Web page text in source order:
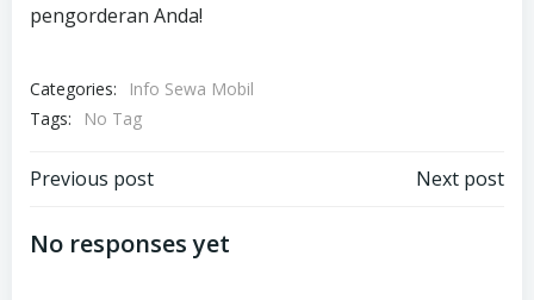
pengorderan Anda!
Categories:
Info Sewa Mobil
Tags:
No Tag
Post
navigation
Previous post Next post
No responses yet